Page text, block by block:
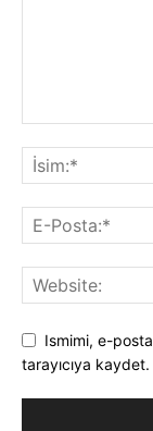
Ismimi, e-
tarayıcıya kaydet.